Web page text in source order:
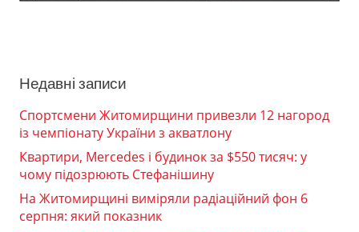
Недавні записи
Спортсмени Житомирщини привезли 12 нагород
із чемпіонату України з акватлону
Квартири, Mercedes і будинок за $550 тисяч: у
чому підозрюють Стефанішину
На Житомирщині виміряли радіаційний фон 6
серпня: який показник